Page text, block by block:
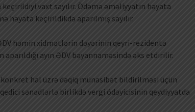
vaxt sayılır. Ödəmə əməliyyatın həyata
həyata keçirildikdə aparılmış sayılır.
həmin xidmətlərin dəyərinin qeyri-rezidentə
ayın ƏDV bəyannaməsində əks etdirilir.
hal üzrə dəqiq münasibət bildirilməsi üçün
sənədlərlə birlikdə vergi ödəyicisinin qeydiyyatda